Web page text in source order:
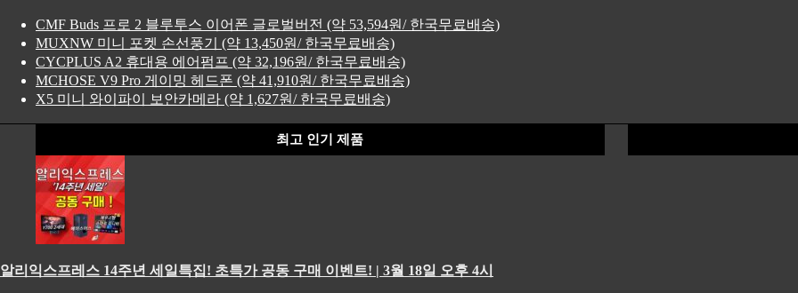
CMF Buds 프로 2 블루투스 이어폰 글로벌버전 (약 53,594원/ 한국무료배송)
MUXNW 미니 포켓 손선풍기 (약 13,450원/ 한국무료배송)
CYCPLUS A2 휴대용 에어펌프 (약 32,196원/ 한국무료배송)
MCHOSE V9 Pro 게이밍 헤드폰 (약 41,910원/ 한국무료배송)
X5 미니 와이파이 보안카메라 (약 1,627원/ 한국무료배송)
최고 인기 제품
알리익스프레스 14주년 세일특집! 초특가 공동 구매 이벤트! | 3월 18일 오후 4시